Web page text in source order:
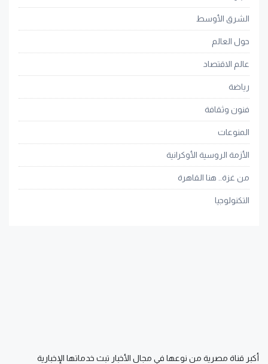
الشرق الأوسط
حول العالم
عالم الاقتصاد
رياضة
فنون وثقافة
المنوعات
الأزمة الروسية الأوكرانية
من غزة.. هنا القاهرة
التكنولوجيا
أكبر قناة مصرية من نوعها في مجال الأخبار تبث خدماتها الإخبارية